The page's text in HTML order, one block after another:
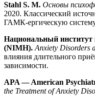
Stahl S. M. Основы
2020. Классический
ГАМК-ергическую
Национальный
(NIMH). Anxiety Disorders
влияния длительного
зависимости.
APA — American
the Treatment of Anxiety